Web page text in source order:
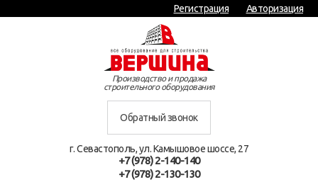
Регистрация Авторизация
Производство и продажа
строительного оборудования
Обратный звонок
г. Севастополь, ул. Камышовое шоссе, 27
+7 (978) 2-140-140
+7 (978) 2-130-130